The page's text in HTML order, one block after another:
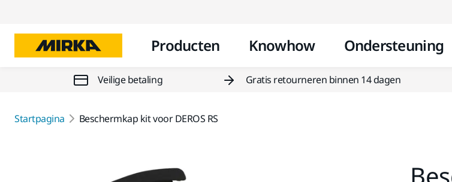
Producten Knowhow Ondersteuning
Veilige betaling Gratis retourneren binnen 14 dagen
Startpagina Beschermkap kit voor DEROS RS